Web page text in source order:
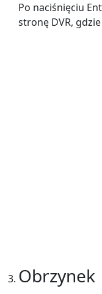
Po naciśnięciu
stronę DVR,
Obrzynek